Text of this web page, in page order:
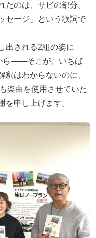
たのは、サビの部分。
セージ」という歌詞で
出される2組の姿に
ら――そこが、いちば
釈はわからないのに、
楽曲を使用させていた
を申し上げます。